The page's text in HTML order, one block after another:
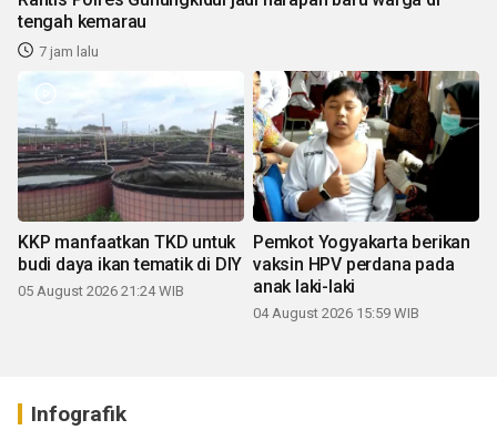
tengah kemarau
7 jam lalu
KKP manfaatkan TKD untuk
budi daya ikan tematik di DIY
05 August 2026 21:24 WIB
Pemkot Yogyakarta berikan
vaksin HPV perdana pada
anak laki-laki
04 August 2026 15:59 WIB
Infografik